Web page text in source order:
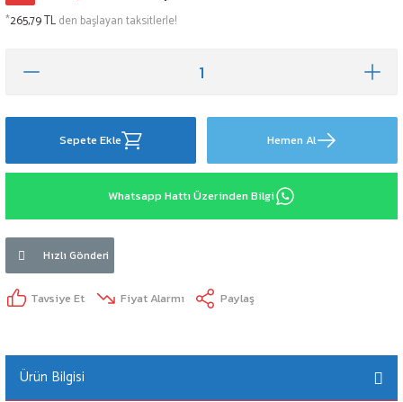
*265,79 TLden başlayan taksitlerle!
Sepete Ekle Hemen Al
Whatsapp Hattı Üzerinden Bilgi
Hızlı Gönderi
Tavsiye Et Fiyat Alarmı Paylaş
Ürün Bilgisi